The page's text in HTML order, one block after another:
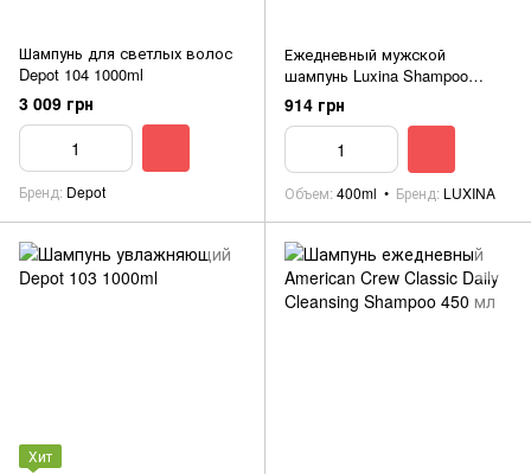
Шампунь для светлых волос
Depot 104 1000ml
3 009 грн
Бренд Depot
Ежедневный мужской
шампунь Luxina Shampoo
LIMITED EDITION 400ml
914 грн
Объем 400ml Бренд LUXINA
Хит